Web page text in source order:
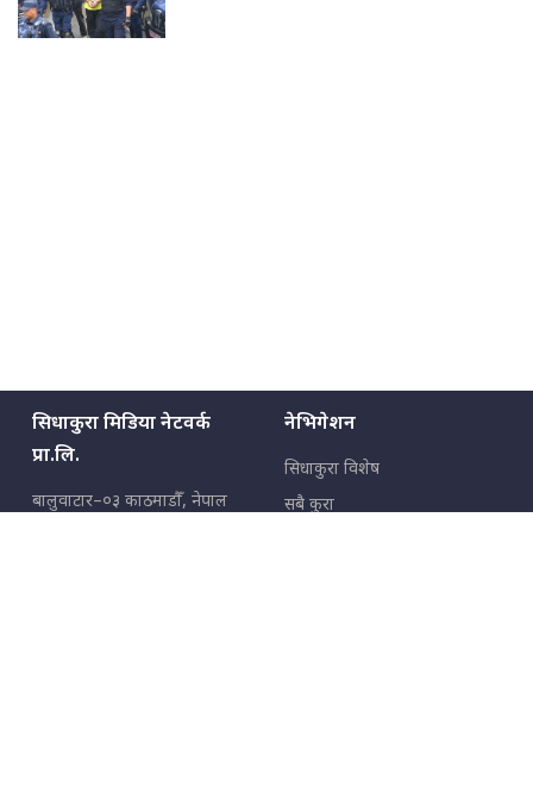
सिधाकुरा मिडिया नेटवर्क
प्रा.लि.
बालुवाटार–०३ काठमाडौँ, नेपाल
नेभिगेशन
सिधाकुरा विशेष
सबै कुरा